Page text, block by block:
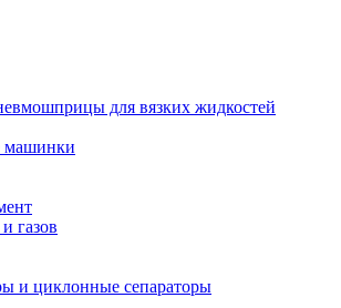
для вязких жидкостей
машинки
газов
и циклонные сепараторы